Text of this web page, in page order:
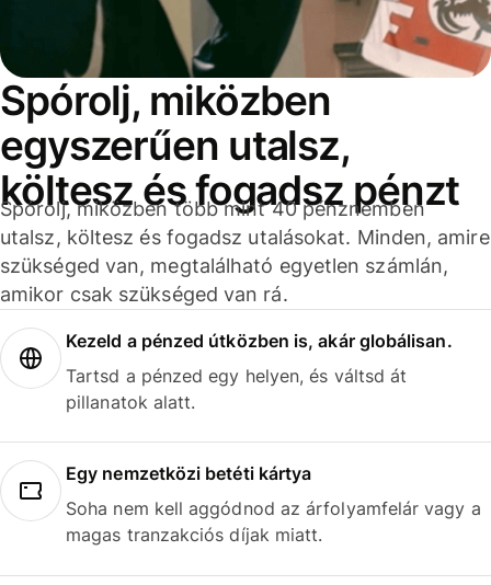
Spórolj, miközben
egyszerűen utalsz,
költesz és fogadsz pénzt
Spórolj, miközben több mint 40 pénznemben
utalsz, költesz és fogadsz utalásokat. Minden, amire
szükséged van, megtalálható egyetlen számlán,
amikor csak szükséged van rá.
Kezeld a pénzed útközben is, akár globálisan.
Tartsd a pénzed egy helyen, és váltsd át
pillanatok alatt.
Egy nemzetközi betéti kártya
Soha nem kell aggódnod az árfolyamfelár vagy a
magas tranzakciós díjak miatt.